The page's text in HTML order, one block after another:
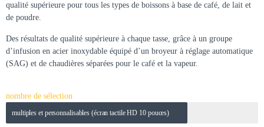
qualité supérieure pour tous les types de boissons à base de café, de lait et
de poudre.
Des résultats de qualité supérieure à chaque tasse, grâce à un groupe
d’infusion en acier inoxydable équipé d’un broyeur à réglage automatique
(SAG) et de chaudières séparées pour le café et la vapeur.
nombre de sélection
multiples et personnalisables (écran tactile HD 10 pouces)